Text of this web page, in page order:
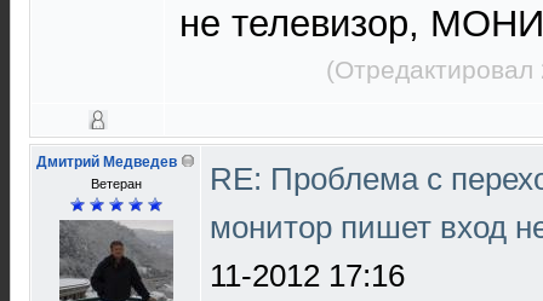
не телевизор,
Дмитрий Медведев
Ветеран
RE: Проблема с
монитор пишет вход
11-2012 17:16